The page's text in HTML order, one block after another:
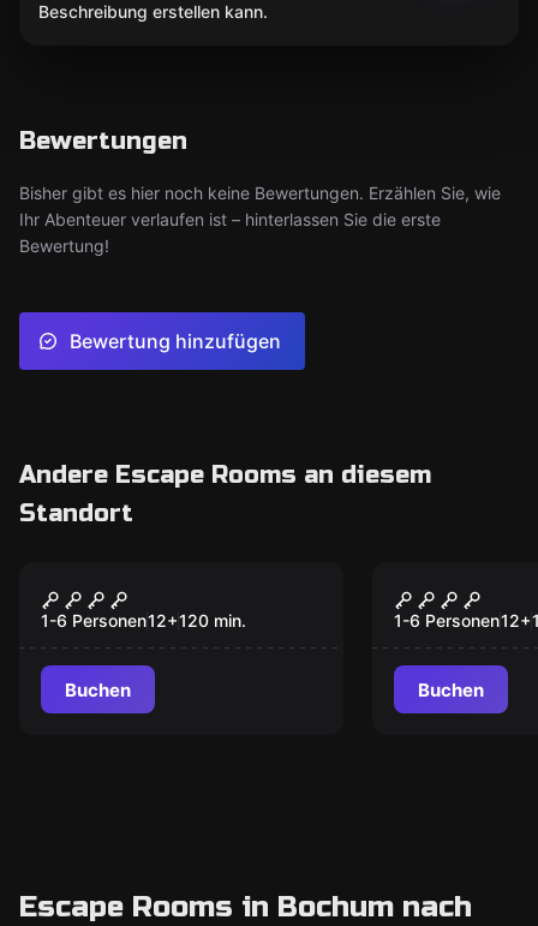
Beschreibung erstellen kann.
Bewertungen
Bisher gibt es hier noch keine Bewertungen. Erzählen Sie, wie
Ihr Abenteuer verlaufen ist – hinterlassen Sie die erste
Bewertung!
Bewertung hinzufügen
Andere Escape Rooms an diesem
Standort
EIN WEIHNACHTSFALL
1-6 Personen12+120 min.
Buchen
JASMIN
DAHEIM
1-6 Personen12+
Buchen
Escape Rooms in Bochum nach